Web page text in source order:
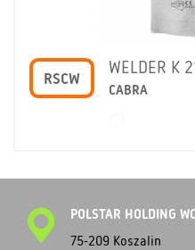
RSCW
WELDER K
CABRA
POLSTAR HOLDING
75-209 Koszalin